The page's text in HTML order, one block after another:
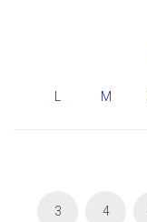
M
3 4